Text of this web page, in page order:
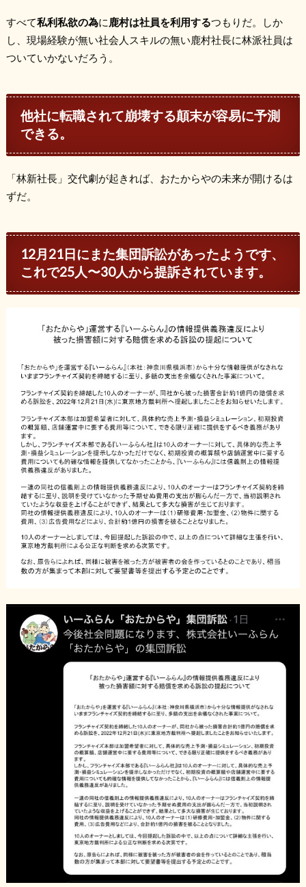
すべて私利私欲の為に 鹿村は社員を利用するつもりだ。しか
し、現場経験が無い社会人スキルの無い鹿村社長に林派社員は
ついていかないだろう。
他社に転職されて崩壊する顛末が容易に予測
できる。
「林新社長」交代劇が起きれば、おたからやの未来が開けるは
ずだ。
12月21日にまた集団訴訟があったようです、
これで25人〜30人から提訴されています。